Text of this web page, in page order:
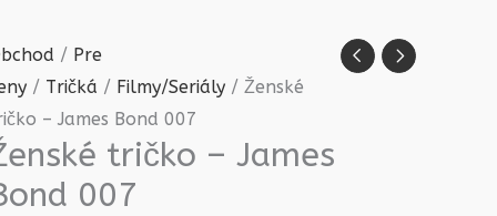
/ Pre
/ Tričká / Filmy/Seriály / Ženské
– James Bond 007
tričko – James
007
množstvo
Ženské
tričko
-
James